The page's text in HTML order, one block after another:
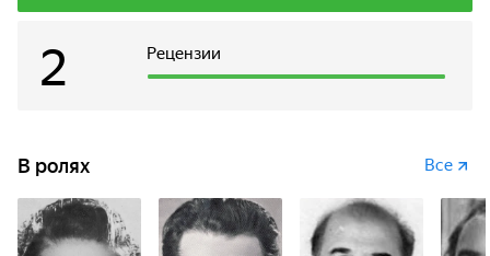
добрались до отряда. Чадвика вскоре переправили в
Рецензии
2
В ролях Все